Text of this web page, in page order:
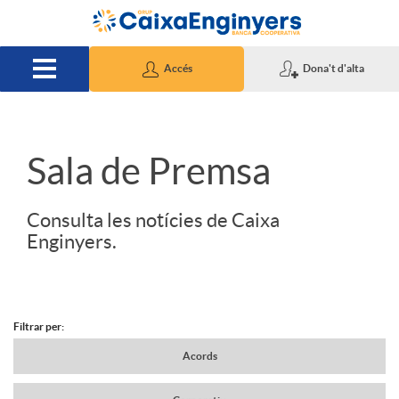
Salta al contingut principal
Accés Dona't d'alta
S
d
Sala de Premsa
Consulta les notícies de Caixa
Enginyers.
N
Filtrar per:
Acords